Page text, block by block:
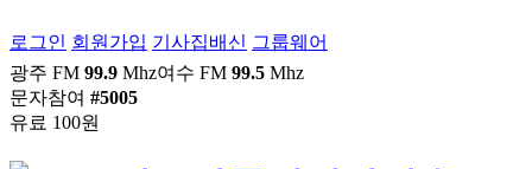
로그인 회원가입 기사집배신 그룹웨어
광주 FM 99.9 Mhz여수 FM 99.5 Mhz
문자참여 #5005
유료 100원